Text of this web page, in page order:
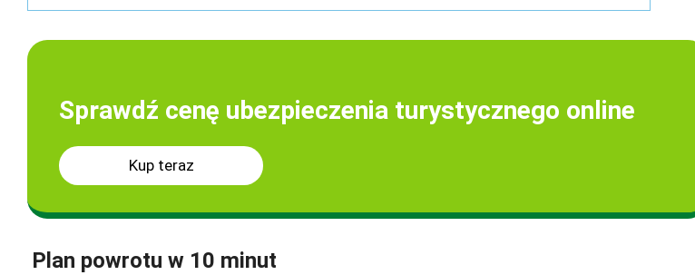
Sprawdź cenę ubezpieczenia turystycznego online
Kup teraz
Plan powrotu w 10 minut